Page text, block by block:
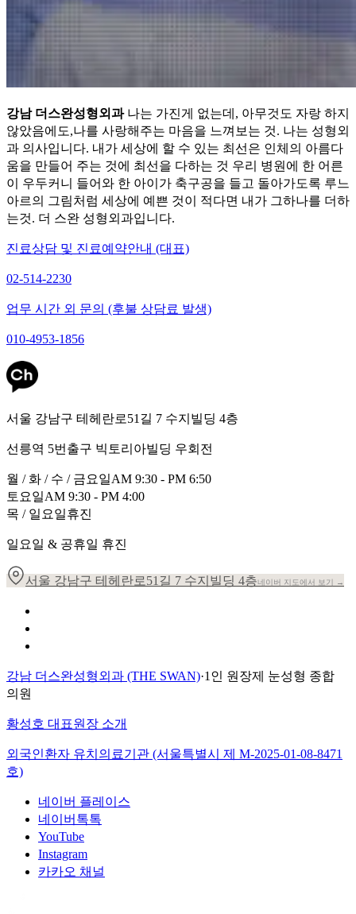
강남 더스완성형외과 나는 가진게 없는데, 아무것도 자랑 하지
않았음에도,나를 사랑해주는 마음을 느껴보는 것. 나는 성형외
과 의사입니다. 내가 세상에 할 수 있는 최선은 인체의 아름다
움을 만들어 주는 것에 최선을 다하는 것 우리 병원에 한 어른
이 우두커니 들어와 한 아이가 축구공을 들고 돌아가도록 루느
아르의 그림처럼 세상에 예쁜 것이 적다면 내가 그하나를 더하
는것. 더 스완 성형외과입니다.
진료상담 및 진료예약안내 (대표)
02-514-2230
업무 시간 외 문의 (후불 상담료 발생)
010-4953-1856
서울 강남구 테헤란로51길 7 수지빌딩 4층
선릉역 5번출구 빅토리아빌딩 우회전
월 / 화 / 수 / 금요일AM 9:30 - PM 6:50
토요일AM 9:30 - PM 4:00
목 / 일요일휴진
일요일 & 공휴일 휴진
서울 강남구 테헤란로51길 7 수지빌딩 4층네이버 지도에서 보기 →
강남 더스완성형외과 (THE SWAN)·1인 원장제 눈성형 종합
의원
황성호 대표원장 소개
외국인환자 유치의료기관 (서울특별시 제 M-2025-01-08-8471
호)
네이버 플레이스
네이버톡톡
YouTube
Instagram
카카오 채널